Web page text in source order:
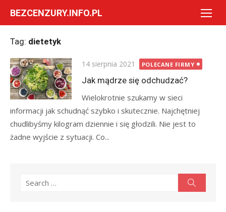
BEZCENZURY.INFO.PL
Tag: dietetyk
Posted
on
14 sierpnia 2021 POLECANE FIRMY
Jak mądrze się odchudzać?
Wielokrotnie szukamy w sieci
informacji jak schudnąć szybko i skutecznie. Najchętniej
chudlibyśmy kilogram dziennie i się głodzili. Nie jest to
żadne wyjście z sytuacji. Co...
Search